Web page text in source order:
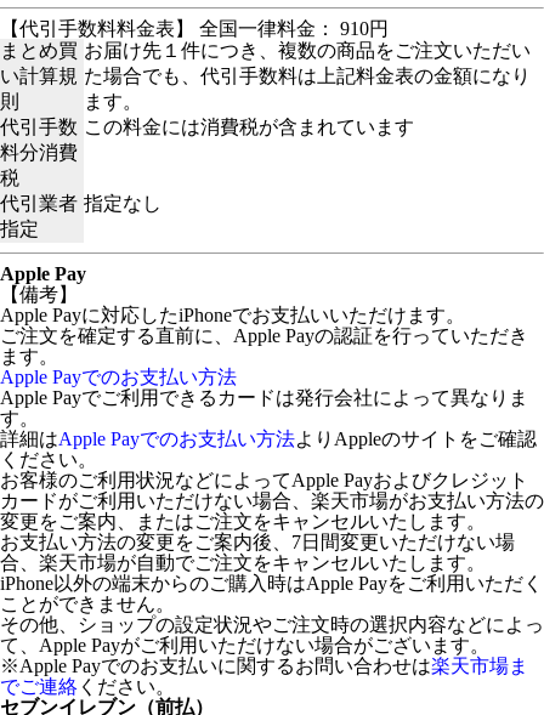
【代引手数料料金表】 全国一律料金： 910円
まとめ買
い計算規
則
お届け先１件につき、複数の商品をご注文いただい
た場合でも、代引手数料は上記料金表の金額になり
ます。
代引手数
料分消費
税
この料金には消費税が含まれています
代引業者
指定
指定なし
Apple Pay
【備考】
Apple Payに対応したiPhoneでお支払いいただけます。
ご注文を確定する直前に、Apple Payの認証を行っていただき
ます。
Apple Payでのお支払い方法
Apple Payでご利用できるカードは発行会社によって異なりま
す。
詳細はApple Payでのお支払い方法よりAppleのサイトをご確認
ください。
お客様のご利用状況などによってApple Payおよびクレジット
カードがご利用いただけない場合、楽天市場がお支払い方法の
変更をご案内、またはご注文をキャンセルいたします。
お支払い方法の変更をご案内後、7日間変更いただけない場
合、楽天市場が自動でご注文をキャンセルいたします。
iPhone以外の端末からのご購入時はApple Payをご利用いただく
ことができません。
その他、ショップの設定状況やご注文時の選択内容などによっ
て、Apple Payがご利用いただけない場合がございます。
※Apple Payでのお支払いに関するお問い合わせは楽天市場ま
でご連絡 ください。
セブンイレブン（前払）